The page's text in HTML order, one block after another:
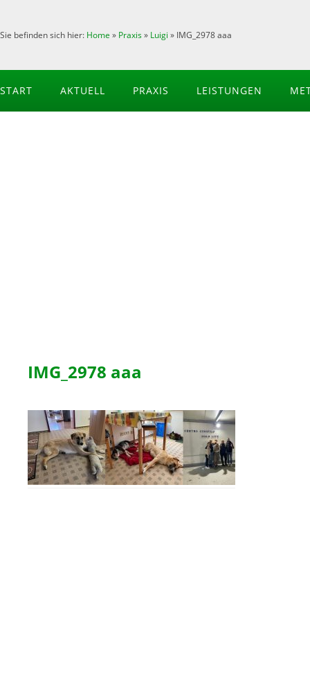
Sie befinden sich hier: Home » Praxis» Luigi » IMG_2978 aaa
START AKTUELL PRAXIS LEISTUNGEN
IMG_2978 aaa